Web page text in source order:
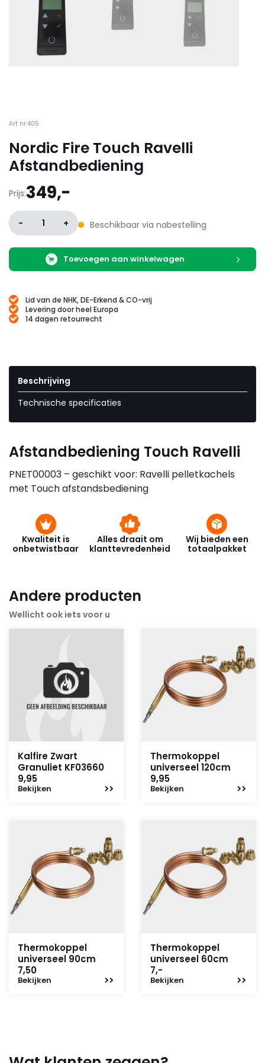
Art nr:405
Nordic Fire Touch Ravelli
Afstandbediening
Prijs:349,-
- 1 + Beschikbaar via nabestelling
Toevoegen aan winkelwagen
Lid van de NHK, DE-Erkend & CO-vrij
Levering door heel Europa
14 dagen retourrecht
Beschrijving
Technische specificaties
Afstandbediening Touch Ravelli
PNET00003 – geschikt voor: Ravelli pelletkachels
met Touch afstandsbediening
Kwaliteit is
onbetwistbaar
Alles draait om
klanttevredenheid
Wij bieden een
totaalpakket
Andere producten
Wellicht ook iets voor u
Kalfire Zwart
Granuliet KF03660
9,95
Bekijken
Thermokoppel
universeel 120cm
9,95
Bekijken
Thermokoppel
universeel 90cm
7,50
Bekijken
Thermokoppel
universeel 60cm
7,-
Bekijken